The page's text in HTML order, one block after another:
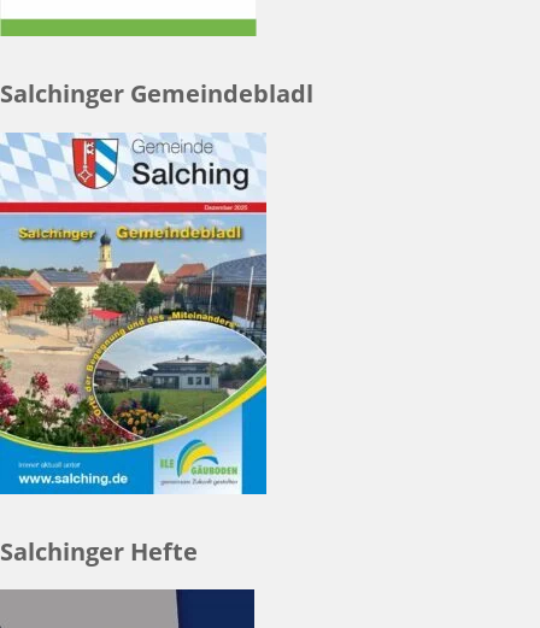
Salchinger Gemeindebladl
Salchinger Hefte